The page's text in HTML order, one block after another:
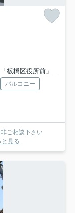
区役所前」駅 徒歩9分
バルコニー
ご相談下さい
と見る